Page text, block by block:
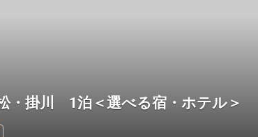
掛川 1泊＜選べる宿・ホテル＞